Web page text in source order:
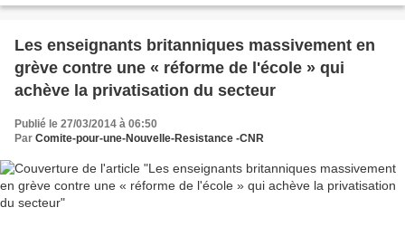
Les enseignants britanniques massivement en
grève contre une « réforme de l'école » qui
achève la privatisation du secteur
Publié le 27/03/2014 à 06:50
Par Comite-pour-une-Nouvelle-Resistance -CNR